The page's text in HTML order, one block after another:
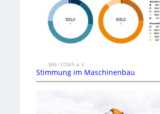
Bild: VDMA e.V.
Stimmung im Maschinenbau